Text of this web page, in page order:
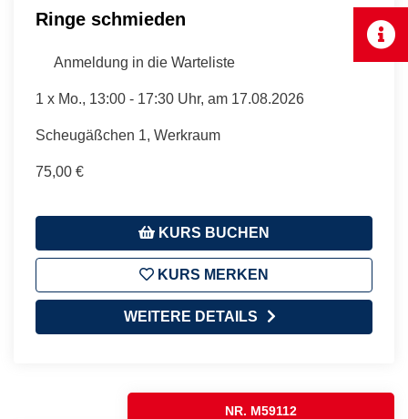
Ringe schmieden
Anmeldung in die Warteliste
1 x Mo., 13:00 - 17:30 Uhr, am 17.08.2026
Scheugäßchen 1, Werkraum
75,00 €
KURS BUCHEN
KURS MERKEN
WEITERE DETAILS
NR. M59112